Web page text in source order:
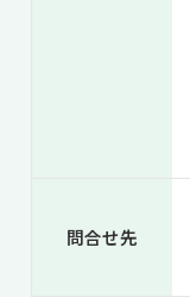
問合せ先